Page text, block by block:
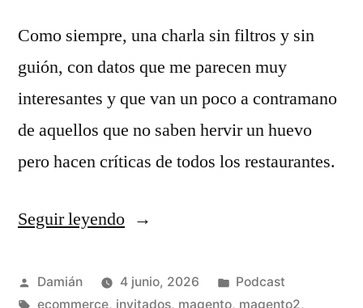
Como siempre, una charla sin filtros y sin
guión, con datos que me parecen muy
interesantes y que van un poco a contramano
de aquellos que no saben hervir un huevo
pero hacen críticas de todos los restaurantes.
Seguir leyendo«S04E02
Catalina
Publicado
por
Damián 4 junio, 2026
Publicado
en
Podcast
Etiquetas:
ecommerce, invitados, magento, magento2,